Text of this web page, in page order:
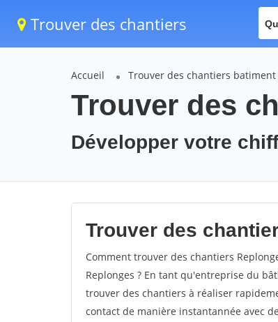
Trouver des chantiers
Accueil Trouver des chantiers batiment
Trouver des
Développer votre
Trouver des
Comment trouver des chantiers
Replonges ? En tant qu'entreprise du
trouver des chantiers à réaliser
contact de manière instantannée avec